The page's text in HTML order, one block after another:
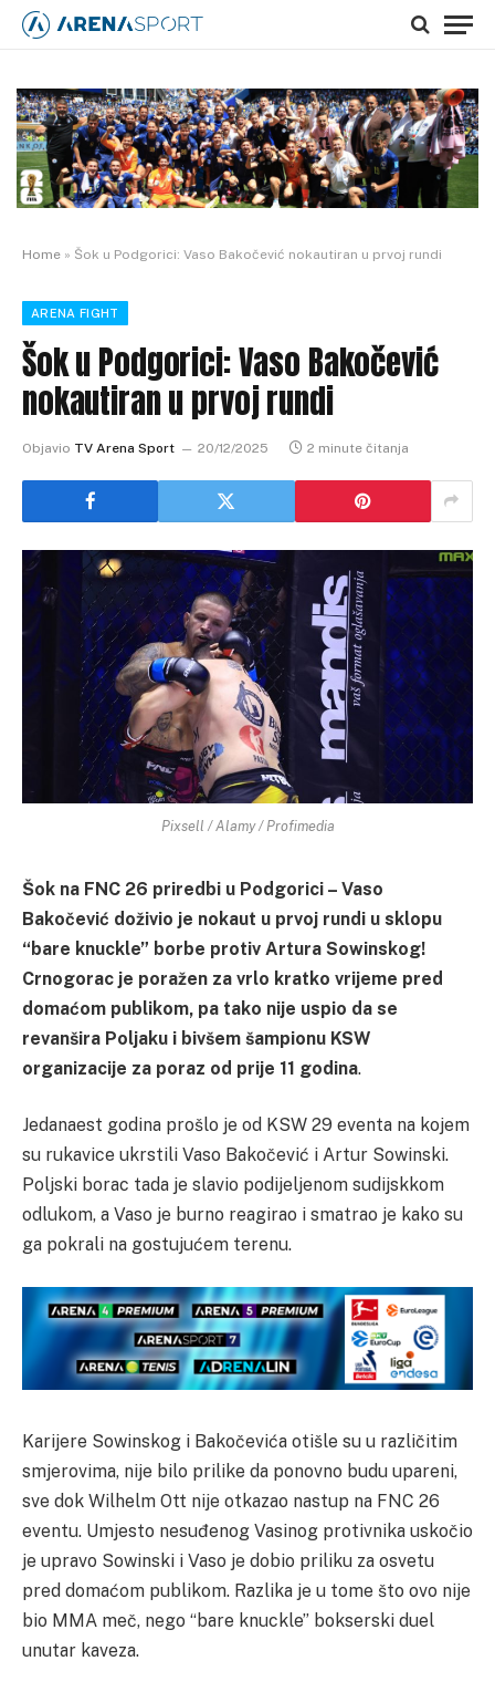
Home » Šok u Podgorici: Vaso Bakočević nokautiran u prvoj rundi
ARENA FIGHT
Šok u Podgorici: Vaso Bakočević
nokautiran u prvoj rundi
Objavio TV Arena Sport 20/12/2025 2 minute čitanja
Pixsell / Alamy / Profimedia
Šok na FNC 26 priredbi u Podgorici – Vaso
Bakočević doživio je nokaut u prvoj rundi u sklopu
“bare knuckle” borbe protiv Artura Sowinskog!
Crnogorac je poražen za vrlo kratko vrijeme pred
domaćom publikom, pa tako nije uspio da se
revanšira Poljaku i bivšem šampionu KSW
organizacije za poraz od prije 11 godina.
Jedanaest godina prošlo je od KSW 29 eventa na kojem
su rukavice ukrstili Vaso Bakočević i Artur Sowinski.
Poljski borac tada je slavio podijeljenom sudijskkom
odlukom, a Vaso je burno reagirao i smatrao je kako su
ga pokrali na gostujućem terenu.
Karijere Sowinskog i Bakočevića otišle su u različitim
smjerovima, nije bilo prilike da ponovno budu upareni,
sve dok Wilhelm Ott nije otkazao nastup na FNC 26
eventu. Umjesto nesuđenog Vasinog protivnika uskočio
je upravo Sowinski i Vaso je dobio priliku za osvetu
pred domaćom publikom. Razlika je u tome što ovo nije
bio MMA meč, nego “bare knuckle” bokserski duel
unutar kaveza.